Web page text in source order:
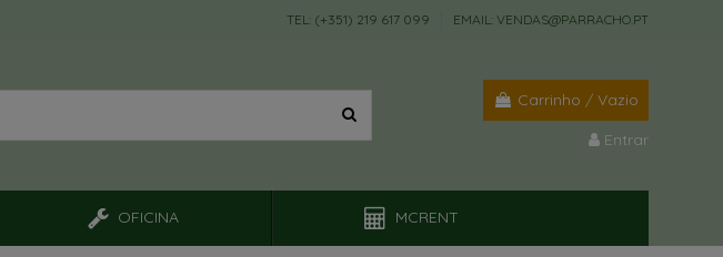
TEL: (+351) 219 617 099 EMAIL: VENDAS@PARRACHO.PT
Carrinho / Vazio
Entrar
OFICINA MCRENT